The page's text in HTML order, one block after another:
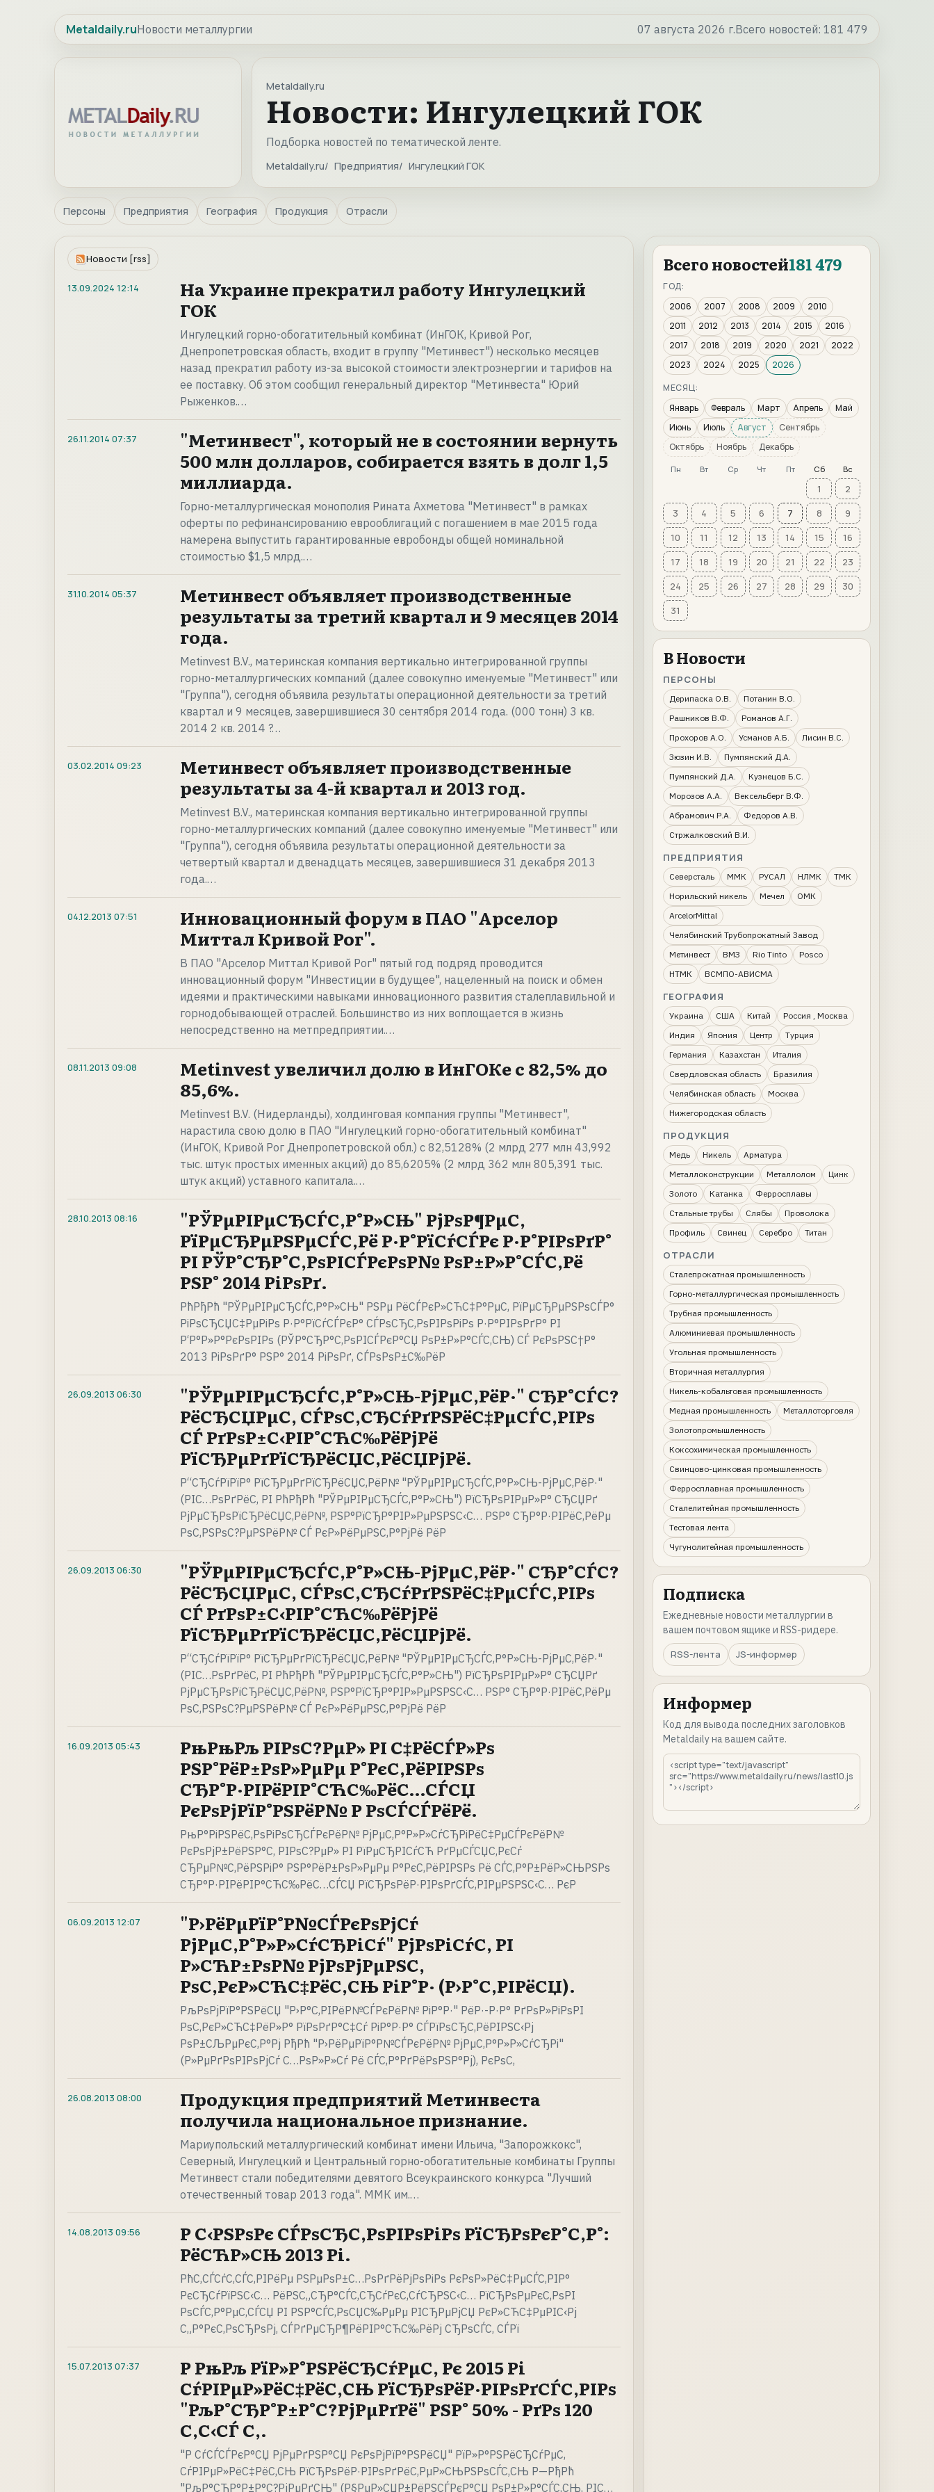
Metaldaily.ruНовости металлургии 07 августа 2026 г.Всего новостей: 181 479
Metaldaily.ru
Новости: Ингулецкий ГОК
Подборка новостей по тематической ленте.
Metaldaily.ru Предприятия Ингулецкий ГОК
Персоны Предприятия География Продукция Отрасли
Новости [rss]
13.09.2024 12:14
На Украине прекратил работу Ингулецкий
ГОК
Ингулецкий горно-обогатительный комбинат (ИнГОК, Кривой Рог,
Днепропетровская область, входит в группу "Метинвест") несколько месяцев
назад прекратил работу из-за высокой стоимости электроэнергии и тарифов на
ее поставку. Об этом сообщил генеральный директор "Метинвеста" Юрий
Рыженков.…
26.11.2014 07:37
"Метинвест", который не в состоянии вернуть
500 млн долларов, собирается взять в долг 1,5
миллиарда.
Горно-металлургическая монополия Рината Ахметова "Метинвест" в рамках
оферты по рефинансированию еврооблигаций с погашением в мае 2015 года
намерена выпустить гарантированные евробонды общей номинальной
стоимостью $1,5 млрд.…
31.10.2014 05:37
Метинвест объявляет производственные
результаты за третий квартал и 9 месяцев 2014
года.
Metinvest B.V., материнская компания вертикально интегрированной группы
горно-металлургических компаний (далее совокупно именуемые "Метинвест" или
"Группа"), сегодня объявила результаты операционной деятельности за третий
квартал и 9 месяцев, завершившиеся 30 сентября 2014 года. (000 тонн) 3 кв.
2014 2 кв. 2014 ?…
03.02.2014 09:23
Метинвест объявляет производственные
результаты за 4-й квартал и 2013 год.
Metinvest B.V., материнская компания вертикально интегрированной группы
горно-металлургических компаний (далее совокупно именуемые "Метинвест" или
"Группа"), сегодня объявила результаты операционной деятельности за
четвертый квартал и двенадцать месяцев, завершившиеся 31 декабря 2013
года.…
04.12.2013 07:51
Инновационный форум в ПАО "Арселор
Миттал Кривой Рог".
В ПАО "Арселор Миттал Кривой Рог" пятый год подряд проводится
инновационный форум "Инвестиции в будущее", нацеленный на поиск и обмен
идеями и практическими навыками инновационного развития сталеплавильной и
горнодобывающей отраслей. Большинство из них воплощается в жизнь
непосредственно на метпредприятии.…
08.11.2013 09:08
Metinvest увеличил долю в ИнГОКе с 82,5% до
85,6%.
Metinvest B.V. (Нидерланды), холдинговая компания группы "Метинвест",
нарастила свою долю в ПАО "Ингулецкий горно-обогатительный комбинат"
(ИнГОК, Кривой Рог Днепропетровской обл.) с 82,5128% (2 млрд 277 млн 43,992
тыс. штук простых именных акций) до 85,6205% (2 млрд 362 млн 805,391 тыс.
штук акций) уставного капитала.…
28.10.2013 08:16
"РЎРµРІРµСЂСЃС‚Р°Р»СЊ" РјРѕР¶РµС‚
РїРµСЂРµРЅРµСЃС‚Рё Р·Р°РїСѓСЃРє Р·Р°РІРѕРґР°
РІ РЎР°СЂР°С‚РѕРІСЃРєРѕР№ РѕР±Р»Р°СЃС‚Рё
РЅР° 2014 РіРѕРґ.
РћРђРћ "РЎРµРІРµСЂСЃС‚Р°Р»СЊ" РЅРµ РёСЃРєР»СЋС‡Р°РµС‚ РїРµСЂРµРЅРѕСЃР°
РіРѕСЂСЏС‡РµРіРѕ Р·Р°РїСѓСЃРєР° СЃРѕСЂС‚РѕРІРѕРіРѕ Р·Р°РІРѕРґР° РІ
Р‘Р°Р»Р°РєРѕРІРѕ (РЎР°СЂР°С‚РѕРІСЃРєР°СЏ РѕР±Р»Р°СЃС‚СЊ) СЃ РєРѕРЅС†Р°
2013 РіРѕРґР° РЅР° 2014 РіРѕРґ, СЃРѕРѕР±С‰РёР
26.09.2013 06:30
"РЎРµРІРµСЂСЃС‚Р°Р»СЊ-РјРµС‚РёР·" СЂР°СЃС?
РёСЂСЏРµС‚ СЃРѕС‚СЂСѓРґРЅРёС‡РµСЃС‚РІРѕ
СЃ РґРѕР±С‹РІР°СЋС‰РёРјРё
РїСЂРµРґРїСЂРёСЏС‚РёСЏРјРё.
Р“СЂСѓРїРїР° РїСЂРµРґРїСЂРёСЏС‚РёР№ "РЎРµРІРµСЂСЃС‚Р°Р»СЊ-РјРµС‚РёР·"
(РІС…РѕРґРёС‚ РІ РћРђРћ "РЎРµРІРµСЂСЃС‚Р°Р»СЊ") РїСЂРѕРІРµР»Р° СЂСЏРґ
РјРµСЂРѕРїСЂРёСЏС‚РёР№, РЅР°РїСЂР°РІР»РµРЅРЅС‹С… РЅР° СЂР°Р·РІРёС‚РёРµ
РѕС‚РЅРѕС?РµРЅРёР№ СЃ РєР»РёРµРЅС‚Р°РјРё РёР
26.09.2013 06:30
"РЎРµРІРµСЂСЃС‚Р°Р»СЊ-РјРµС‚РёР·" СЂР°СЃС?
РёСЂСЏРµС‚ СЃРѕС‚СЂСѓРґРЅРёС‡РµСЃС‚РІРѕ
СЃ РґРѕР±С‹РІР°СЋС‰РёРјРё
РїСЂРµРґРїСЂРёСЏС‚РёСЏРјРё.
Р“СЂСѓРїРїР° РїСЂРµРґРїСЂРёСЏС‚РёР№ "РЎРµРІРµСЂСЃС‚Р°Р»СЊ-РјРµС‚РёР·"
(РІС…РѕРґРёС‚ РІ РћРђРћ "РЎРµРІРµСЂСЃС‚Р°Р»СЊ") РїСЂРѕРІРµР»Р° СЂСЏРґ
РјРµСЂРѕРїСЂРёСЏС‚РёР№, РЅР°РїСЂР°РІР»РµРЅРЅС‹С… РЅР° СЂР°Р·РІРёС‚РёРµ
РѕС‚РЅРѕС?РµРЅРёР№ СЃ РєР»РёРµРЅС‚Р°РјРё РёР
16.09.2013 05:43
РњРњРљ РІРѕС?РµР» РІ С‡РёСЃР»Рѕ
РЅР°РёР±РѕР»РµРµ Р°РєС‚РёРІРЅРѕ
СЂР°Р·РІРёРІР°СЋС‰РёС…СЃСЏ
РєРѕРјРїР°РЅРёР№ Р РѕСЃСЃРёРё.
РњР°РіРЅРёС‚РѕРіРѕСЂСЃРєРёР№ РјРµС‚Р°Р»Р»СѓСЂРіРёС‡РµСЃРєРёР№
РєРѕРјР±РёРЅР°С‚ РІРѕС?РµР» РІ РїРµСЂРІСѓСЋ РґРµСЃСЏС‚РєСѓ
СЂРµР№С‚РёРЅРіР° РЅР°РёР±РѕР»РµРµ Р°РєС‚РёРІРЅРѕ Рё СЃС‚Р°Р±РёР»СЊРЅРѕ
СЂР°Р·РІРёРІР°СЋС‰РёС…СЃСЏ РїСЂРѕРёР·РІРѕРґСЃС‚РІРµРЅРЅС‹С… РєР
06.09.2013 12:07
"Р›РёРµРїР°Р№СЃРєРѕРјСѓ
РјРµС‚Р°Р»Р»СѓСЂРіСѓ" РјРѕРіСѓС‚ РІ
Р»СЋР±РѕР№ РјРѕРјРµРЅС‚
РѕС‚РєР»СЋС‡РёС‚СЊ РіР°Р· (Р›Р°С‚РІРёСЏ).
РљРѕРјРїР°РЅРёСЏ "Р›Р°С‚РІРёР№СЃРєРёР№ РіР°Р·" РёР·-Р·Р° РґРѕР»РіРѕРІ
РѕС‚РєР»СЋС‡РёР»Р° РїРѕРґР°С‡Сѓ РіР°Р·Р° СЃРїРѕСЂС‚РёРІРЅС‹Рј
РѕР±СЉРµРєС‚Р°Рј РђРћ "Р›РёРµРїР°Р№СЃРєРёР№ РјРµС‚Р°Р»Р»СѓСЂРі"
(Р»РµРґРѕРІРѕРјСѓ С…РѕР»Р»Сѓ Рё СЃС‚Р°РґРёРѕРЅР°Рј), РєРѕС‚
26.08.2013 08:00
Продукция предприятий Метинвеста
получила национальное признание.
Мариупольский металлургический комбинат имени Ильича, "Запорожкокс",
Северный, Ингулецкий и Центральный горно-обогатительные комбинаты Группы
Метинвест стали победителями девятого Всеукраинского конкурса "Лучший
отечественный товар 2013 года". ММК им.…
14.08.2013 09:56
Р С‹РЅРѕРє СЃРѕСЂС‚РѕРІРѕРіРѕ РїСЂРѕРєР°С‚Р°:
РёСЋР»СЊ 2013 Рі.
РћС‚СЃСѓС‚СЃС‚РІРёРµ РЅРµРѕР±С…РѕРґРёРјРѕРіРѕ РєРѕР»РёС‡РµСЃС‚РІР°
РєСЂСѓРїРЅС‹С… РёРЅС„СЂР°СЃС‚СЂСѓРєС‚СѓСЂРЅС‹С… РїСЂРѕРµРєС‚РѕРІ
РѕСЃС‚Р°РµС‚СЃСЏ РІ РЅР°СЃС‚РѕСЏС‰РµРµ РІСЂРµРјСЏ РєР»СЋС‡РµРІС‹Рј
С„Р°РєС‚РѕСЂРѕРј, СЃРґРµСЂР¶РёРІР°СЋС‰РёРј СЂРѕСЃС‚ СЃРї
15.07.2013 07:37
Р РњРљ РїР»Р°РЅРёСЂСѓРµС‚ Рє 2015 Рі
СѓРІРµР»РёС‡РёС‚СЊ РїСЂРѕРёР·РІРѕРґСЃС‚РІРѕ
"РљР°СЂР°Р±Р°С?РјРµРґРё" РЅР° 50% - РґРѕ 120
С‚С‹СЃ С‚.
"Р СѓСЃСЃРєР°СЏ РјРµРґРЅР°СЏ РєРѕРјРїР°РЅРёСЏ" РїР»Р°РЅРёСЂСѓРµС‚
СѓРІРµР»РёС‡РёС‚СЊ РїСЂРѕРёР·РІРѕРґРёС‚РµР»СЊРЅРѕСЃС‚СЊ Р—РђРћ
"РљР°СЂР°Р±Р°С?РјРµРґСЊ" (Р§РµР»СЏР±РёРЅСЃРєР°СЏ РѕР±Р»Р°СЃС‚СЊ, РІС…
Всего новостей181 479
ГОД:
2006
2007 2008 2009
2010
2011
2012 2013 2014 2015
2016
2017
2018 2019 2020 2021
2022
2023
2024 2025
2026
МЕСЯЦ:
Январь
Февраль Март Апрель
Май
Июнь
Июль Август
Сентябрь
Октябрь
Ноябрь Декабрь
Пн Вт Ср Чт Пт Сб Вс
1
2
3
4 5 6 7 8
9
10
11 12 13 14 15
16
17
18 19 20 21 22
23
24
25 26 27 28 29
30
31
В Новости
ПЕРСОНЫ
Дерипаска О.В.
Потанин В.О.
Рашников В.Ф.
Романов А.Г.
Прохоров А.О.
Усманов А.Б.
Лисин В.С.
Зюзин И.В.
Пумпянский Д.А.
Пумпянский Д.А.
Кузнецов Б.С.
Морозов А.А.
Вексельберг В.Ф.
Абрамович Р.А.
Федоров А.В.
Стржалковский В.И.
ПРЕДПРИЯТИЯ
Северсталь ММК РУСАЛ НЛМК
ТМК
Норильский никель
Мечел
ОМК
ArcelorMittal
Челябинский Трубопрокатный Завод
Метинвест
ВМЗ Rio Tinto
Posco
НТМК
ВСМПО-АВИСМА
ГЕОГРАФИЯ
Украина США Китай
Россия , Москва
Индия
Япония Центр
Турция
Германия
Казахстан
Италия
Свердловская область
Бразилия
Челябинская область
Москва
Нижегородская область
ПРОДУКЦИЯ
Медь Никель
Арматура
Металлоконструкции
Металлолом
Цинк
Золото
Катанка
Ферросплавы
Стальные трубы
Слябы
Проволока
Профиль
Свинец Серебро Титан
ОТРАСЛИ
Сталепрокатная промышленность
Горно-металлургическая промышленность
Трубная промышленность
Алюминиевая промышленность
Угольная промышленность
Вторичная металлургия
Никель-кобальтовая промышленность
Медная промышленность
Металлоторговля
Золотопромышленность
Коксохимическая промышленность
Свинцово-цинковая промышленность
Ферросплавная промышленность
Сталелитейная промышленность
Тестовая лента
Чугунолитейная промышленность
Подписка
Ежедневные новости металлургии в
вашем почтовом ящике и RSS-ридере.
RSS-лента
JS-информер
Информер
Код для вывода последних заголовков
Metaldaily на вашем сайте.